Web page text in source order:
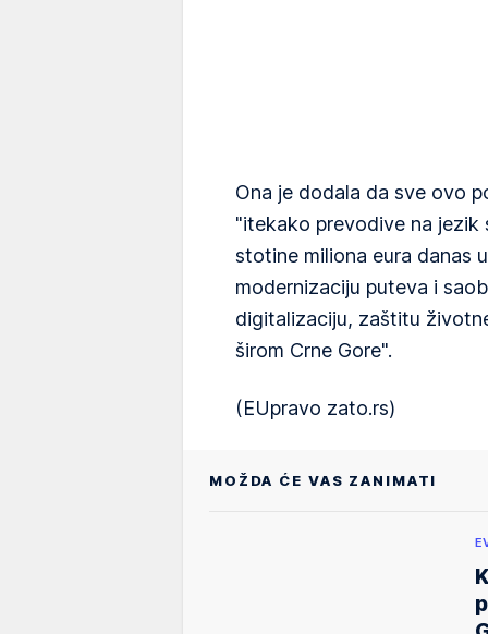
Ona je dodala da sve ovo
"itekako prevodive na
stotine miliona eura danas
modernizaciju puteva i
digitalizaciju, zaštitu
širom Crne Gore".
(EUpravo zato.rs)
MOŽDA ĆE VAS ZANIMATI